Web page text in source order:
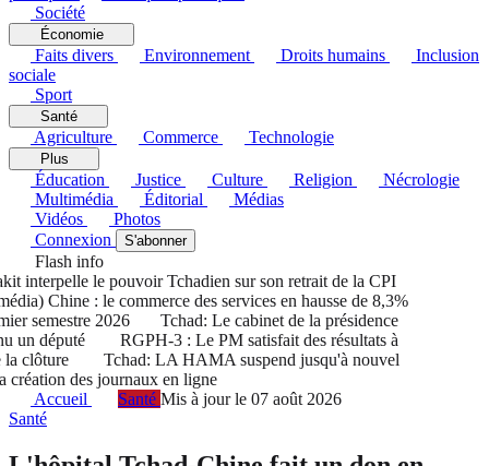
Société
Économie
Faits divers Environnement Droits humains
Inclusion
sociale
Sport
Santé
Agriculture Commerce Technologie
Plus
Éducation Justice Culture Religion
Nécrologie
Multimédia
Éditorial
Médias
Vidéos
Photos
Connexion
S'abonner
Flash info
le pouvoir Tchadien sur son retrait de la CPI
Chine : le commerce des services en hausse de 8,3%
semestre 2026
Tchad: Le cabinet de la présidence
député
RGPH-3 : Le PM satisfait des résultats à
clôture
Tchad: LA HAMA suspend jusqu'à nouvel
des journaux en ligne
Accueil
Santé Mis à jour le 07 août 2026
Santé